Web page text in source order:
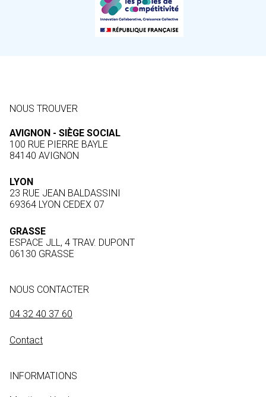
NOUS TROUVER
AVIGNON - SIÈGE SOCIAL
100 RUE PIERRE BAYLE
84140 AVIGNON
LYON
23 RUE JEAN BALDASSINI
69364 LYON CEDEX 07
GRASSE
ESPACE JLL, 4 TRAV. DUPONT
06130 GRASSE
NOUS CONTACTER
04 32 40 37 60
Contact
INFORMATIONS